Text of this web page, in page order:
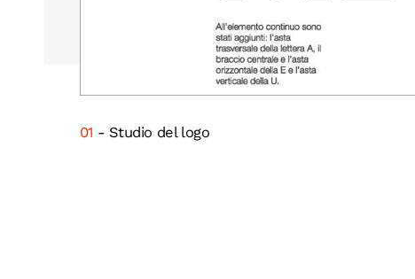
01 - Studio del logo